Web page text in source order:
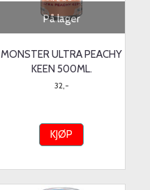
På lager
MONSTER ULTRA PEACHY
KEEN 500ML.
32,-
KJØP